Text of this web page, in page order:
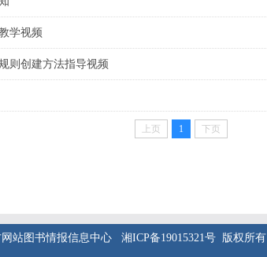
学视频
则创建方法指导视频
上页 1 下页
网站图书情报信息中心 湘ICP备19015321号 版权所有